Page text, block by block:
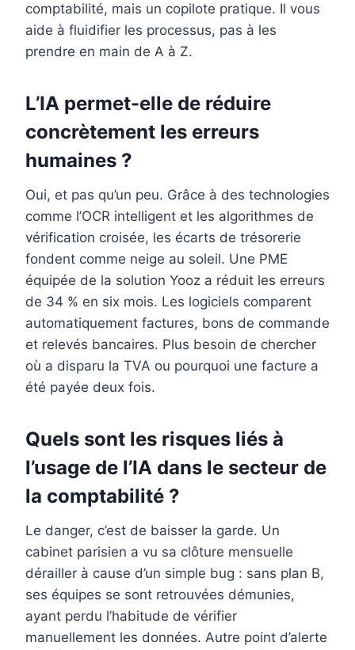
comptabilité, mais un copilote pratique. Il vous
aide à fluidifier les processus, pas à les
prendre en main de A à Z.
L’IA permet-elle de réduire
concrètement les erreurs
humaines ?
Oui, et pas qu’un peu. Grâce à des technologies
comme l’OCR intelligent et les algorithmes de
vérification croisée, les écarts de trésorerie
fondent comme neige au soleil. Une PME
équipée de la solution Yooz a réduit les erreurs
de 34 % en six mois. Les logiciels comparent
automatiquement factures, bons de commande
et relevés bancaires. Plus besoin de chercher
où a disparu la TVA ou pourquoi une facture a
été payée deux fois.
Quels sont les risques liés à
l’usage de l’IA dans le secteur de
la comptabilité ?
Le danger, c’est de baisser la garde. Un
cabinet parisien a vu sa clôture mensuelle
dérailler à cause d’un simple bug : sans plan B,
ses équipes se sont retrouvées démunies,
ayant perdu l’habitude de vérifier
manuellement les données. Autre point d’alerte